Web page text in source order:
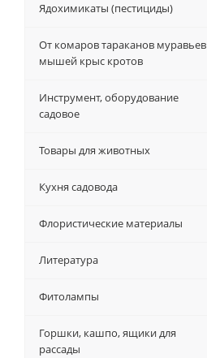
Ядохимикаты (пестициды)
От комаров тараканов муравьев
мышей крыс кротов
Инструмент, оборудование
садовое
Товары для животных
Кухня садовода
Флористические материалы
Литература
Фитолампы
Горшки, кашпо, ящики для
рассады